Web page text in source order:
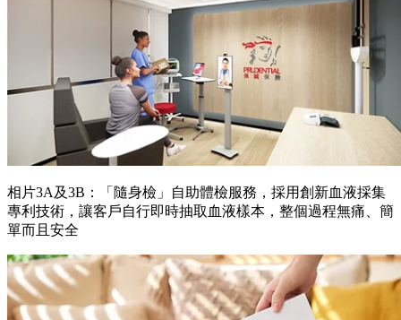
相片3A及3B：「隨身檢」自助體檢服務，採用創新血液採集
專利技術，讓客戶自行即時抽取血液樣本，整個過程無痛、簡
單而且安全